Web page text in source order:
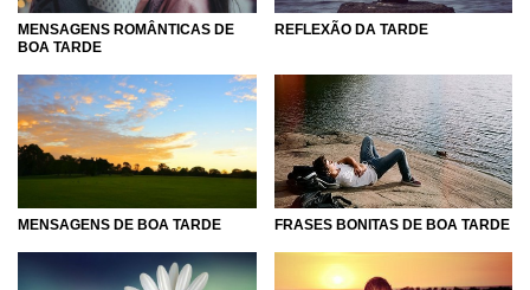
MENSAGENS ROMÂNTICAS DE
BOA TARDE
REFLEXÃO DA TARDE
MENSAGENS DE BOA TARDE FRASES BONITAS DE BOA TARDE